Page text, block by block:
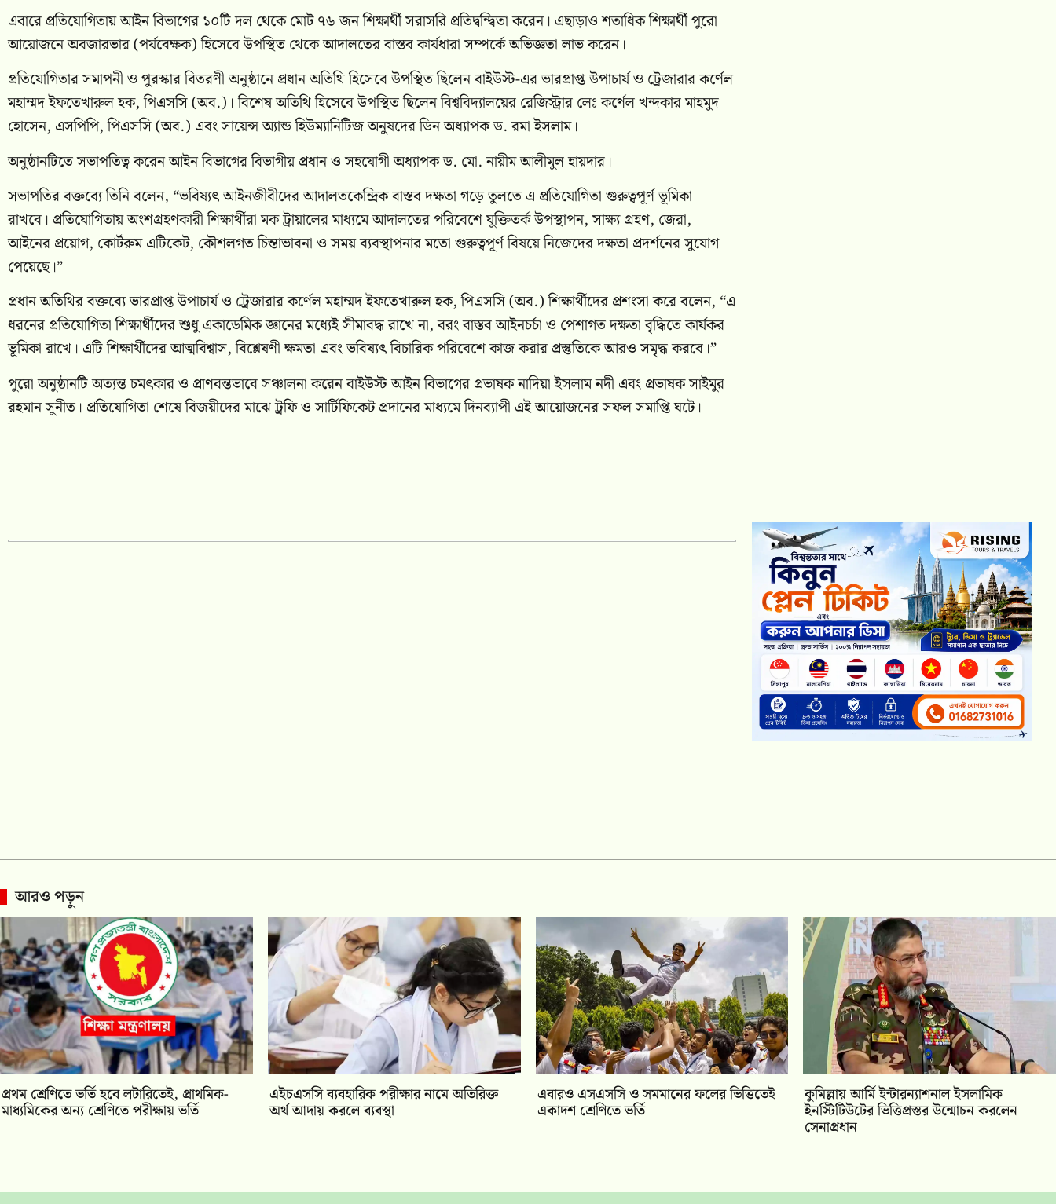
এবারে প্রতিযোগিতায় আইন বিভাগের ১০টি দল থেকে মোট ৭৬ জন শিক্ষার্থী সরাসরি প্রতিদ্বন্দ্বিতা করেন। এছাড়াও শতাধিক শিক্ষার্থী পুরো
আয়োজনে অবজারভার (পর্যবেক্ষক) হিসেবে উপস্থিত থেকে আদালতের বাস্তব কার্যধারা সম্পর্কে অভিজ্ঞতা লাভ করেন।
প্রতিযোগিতার সমাপনী ও পুরস্কার বিতরণী অনুষ্ঠানে প্রধান অতিথি হিসেবে উপস্থিত ছিলেন বাইউস্ট-এর ভারপ্রাপ্ত উপাচার্য ও ট্রেজারার কর্ণেল
মহাম্মদ ইফতেখারুল হক, পিএসসি (অব.)। বিশেষ অতিথি হিসেবে উপস্থিত ছিলেন বিশ্ববিদ্যালয়ের রেজিস্ট্রার লেঃ কর্ণেল খন্দকার মাহমুদ
হোসেন, এসপিপি, পিএসসি (অব.) এবং সায়েন্স অ্যান্ড হিউম্যানিটিজ অনুষদের ডিন অধ্যাপক ড. রমা ইসলাম।
অনুষ্ঠানটিতে সভাপতিত্ব করেন আইন বিভাগের বিভাগীয় প্রধান ও সহযোগী অধ্যাপক ড. মো. নায়ীম আলীমুল হায়দার।
সভাপতির বক্তব্যে তিনি বলেন, “ভবিষ্যৎ আইনজীবীদের আদালতকেন্দ্রিক বাস্তব দক্ষতা গড়ে তুলতে এ প্রতিযোগিতা গুরুত্বপূর্ণ ভূমিকা
রাখবে। প্রতিযোগিতায় অংশগ্রহণকারী শিক্ষার্থীরা মক ট্রায়ালের মাধ্যমে আদালতের পরিবেশে যুক্তিতর্ক উপস্থাপন, সাক্ষ্য গ্রহণ, জেরা,
আইনের প্রয়োগ, কোর্টরুম এটিকেট, কৌশলগত চিন্তাভাবনা ও সময় ব্যবস্থাপনার মতো গুরুত্বপূর্ণ বিষয়ে নিজেদের দক্ষতা প্রদর্শনের সুযোগ
পেয়েছে।”
প্রধান অতিথির বক্তব্যে ভারপ্রাপ্ত উপাচার্য ও ট্রেজারার কর্ণেল মহাম্মদ ইফতেখারুল হক, পিএসসি (অব.) শিক্ষার্থীদের প্রশংসা করে বলেন, “এ
ধরনের প্রতিযোগিতা শিক্ষার্থীদের শুধু একাডেমিক জ্ঞানের মধ্যেই সীমাবদ্ধ রাখে না, বরং বাস্তব আইনচর্চা ও পেশাগত দক্ষতা বৃদ্ধিতে কার্যকর
ভূমিকা রাখে। এটি শিক্ষার্থীদের আত্মবিশ্বাস, বিশ্লেষণী ক্ষমতা এবং ভবিষ্যৎ বিচারিক পরিবেশে কাজ করার প্রস্তুতিকে আরও সমৃদ্ধ করবে।”
পুরো অনুষ্ঠানটি অত্যন্ত চমৎকার ও প্রাণবন্তভাবে সঞ্চালনা করেন বাইউস্ট আইন বিভাগের প্রভাষক নাদিয়া ইসলাম নদী এবং প্রভাষক সাইমুর
রহমান সুনীত। প্রতিযোগিতা শেষে বিজয়ীদের মাঝে ট্রফি ও সার্টিফিকেট প্রদানের মাধ্যমে দিনব্যাপী এই আয়োজনের সফল সমাপ্তি ঘটে।
আরও পড়ুন
প্রথম শ্রেণিতে ভর্তি হবে লটারিতেই, প্রাথমিক-
মাধ্যমিকের অন্য শ্রেণিতে পরীক্ষায় ভর্তি
এইচএসসি ব্যবহারিক পরীক্ষার নামে অতিরিক্ত
অর্থ আদায় করলে ব্যবস্থা
‎এবারও এসএসসি ও সমমানের ফলের ভিত্তিতেই
একাদশ শ্রেণিতে ভর্তি
কুমিল্লায় আর্মি ইন্টারন্যাশনাল ইসলামিক
ইনস্টিটিউটের ভিত্তিপ্রস্তর উন্মোচন করলেন
সেনাপ্রধান